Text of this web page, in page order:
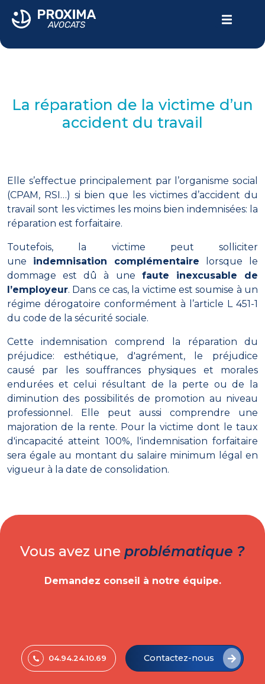
DOMMAGE CORPOREL
ACTUALITÉS
La réparation de la victime d’un
accident du travail
Elle s’effectue principalement par l’organisme social
(CPAM, RSI…) si bien que les victimes d’accident du
travail sont les victimes les moins bien indemnisées: la
réparation est forfaitaire.
Toutefois, la victime peut solliciter
une indemnisation complémentaire lorsque le
dommage est dû à une faute inexcusable de
l’employeur. Dans ce cas, la victime est soumise à un
régime dérogatoire conformément à l’article L 451-1
du code de la sécurité sociale.
Cette indemnisation comprend la réparation du
préjudice: esthétique, d'agrément, le préjudice
causé par les souffrances physiques et morales
endurées et celui résultant de la perte ou de la
diminution des possibilités de promotion au niveau
professionnel. Elle peut aussi comprendre une
majoration de la rente. Pour la victime dont le taux
d'incapacité atteint 100%, l'indemnisation forfaitaire
sera égale au montant du salaire minimum légal en
vigueur à la date de consolidation.
Vous avez une problématique ?
Demandez conseil à notre équipe.
04.94.24.10.69 Contactez-nous